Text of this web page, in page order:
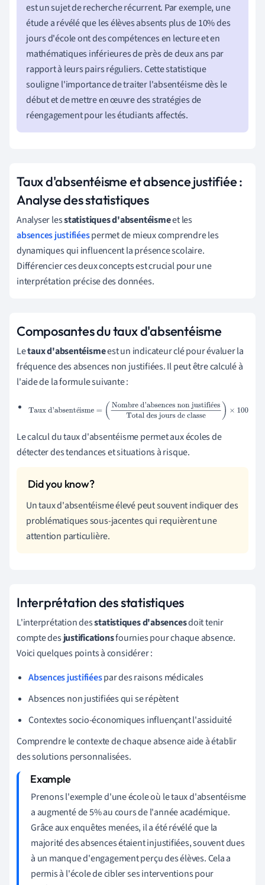
est un sujet de recherche récurrent. Par exemple, une
étude a révélé que les élèves absents plus de 10% des
jours d'école ont des compétences en lecture et en
mathématiques inférieures de près de deux ans par
rapport à leurs pairs réguliers. Cette statistique
souligne l'importance de traiter l'absentéisme dès le
début et de mettre en œuvre des stratégies de
réengagement pour les étudiants affectés.
Taux d'absentéisme et absence justifiée :
Analyse des statistiques
Analyser lesstatistiques d'absentéismeet les
absences justifiéespermet de mieux comprendre les
dynamiques qui influencent la présence scolaire.
Différencier ces deux concepts est crucial pour une
interprétation précise des données.
Composantes du taux d'absentéisme
Letaux d'absentéismeest un indicateur clé pour évaluer la
fréquence des absences non justifiées. Il peut être calculé à
l'aide de la formule suivante :
é
é
Taux d'absentéisme=(Nombre d'absences non
Total des jours de classe
Le calcul du taux d'absentéisme permet aux écoles de
détecter des tendances et situations à risque.
Un taux d'absentéisme élevé peut souvent indiquer des
problématiques sous-jacentes qui requièrent une
attention particulière.
Interprétation des statistiques
L'interprétation desstatistiques d'absencesdoit tenir
compte desjustificationsfournies pour chaque absence.
Voici quelques points à considérer :
Absences justifiéespar des raisons médicales
Absences non justifiées qui se répètent
Contextes socio-économiques influençant l'assiduité
Comprendre le contexte de chaque absence aide à établir
des solutions personnalisées.
Prenons l'exemple d'une école où le taux d'absentéisme
a augmenté de 5% au cours de l'année académique.
Grâce aux enquêtes menées, il a été révélé que la
majorité des absences étaient injustifiées, souvent dues
à un manque d'engagement perçu des élèves. Cela a
permis à l'école de cibler ses interventions pour